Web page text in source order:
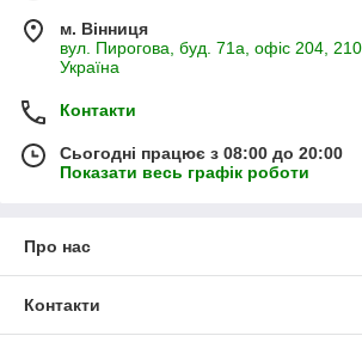
м. Вінниця
вул. Пирогова, буд. 71а, офіс 204,
Україна
Контакти
Сьогодні працює з 08:00 до 20:00
Показати весь графік роботи
Про нас
Контакти